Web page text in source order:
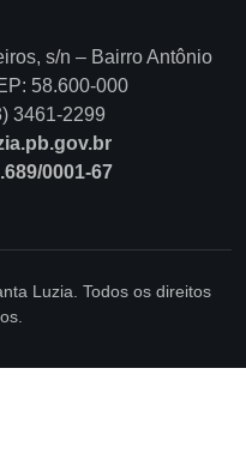
s/n – Bairro Antônio
58.600-000
3461-2299
0001-67
Luzia. Todos os direitos